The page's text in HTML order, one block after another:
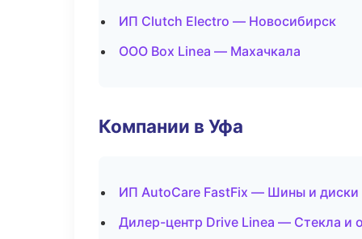
ИП Clutch Electro — Новосибирск
ООО Box Linea — Махачкала
Компании в Уфа
ИП AutoCare FastFix — Шины и диски
Дилер-центр Drive Linea — Стекла и